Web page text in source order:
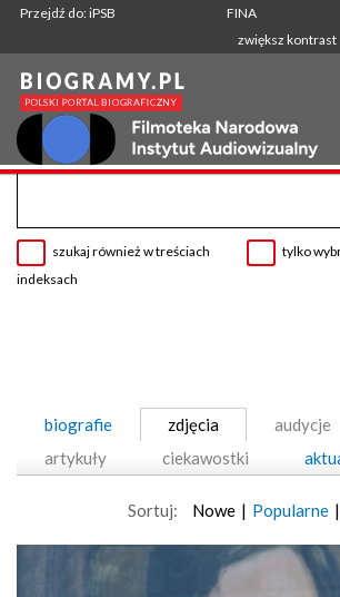
Przejdź do: iPSB
FINA
zwiększ kontrast
szukaj również w treściach tylko
indeksach
biografie zdjęcia audycje
artykuły
ciekawostki
Sortuj: Nowe | Popularne |